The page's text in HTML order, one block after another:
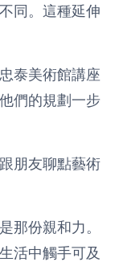
同。這種延伸
泰美術館講座
們的規劃一步
朋友聊點藝術
那份親和力。
活中觸手可及